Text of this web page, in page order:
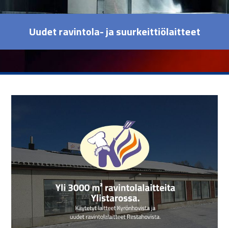
Uudet ravintola- ja suurkeittiölaitteet